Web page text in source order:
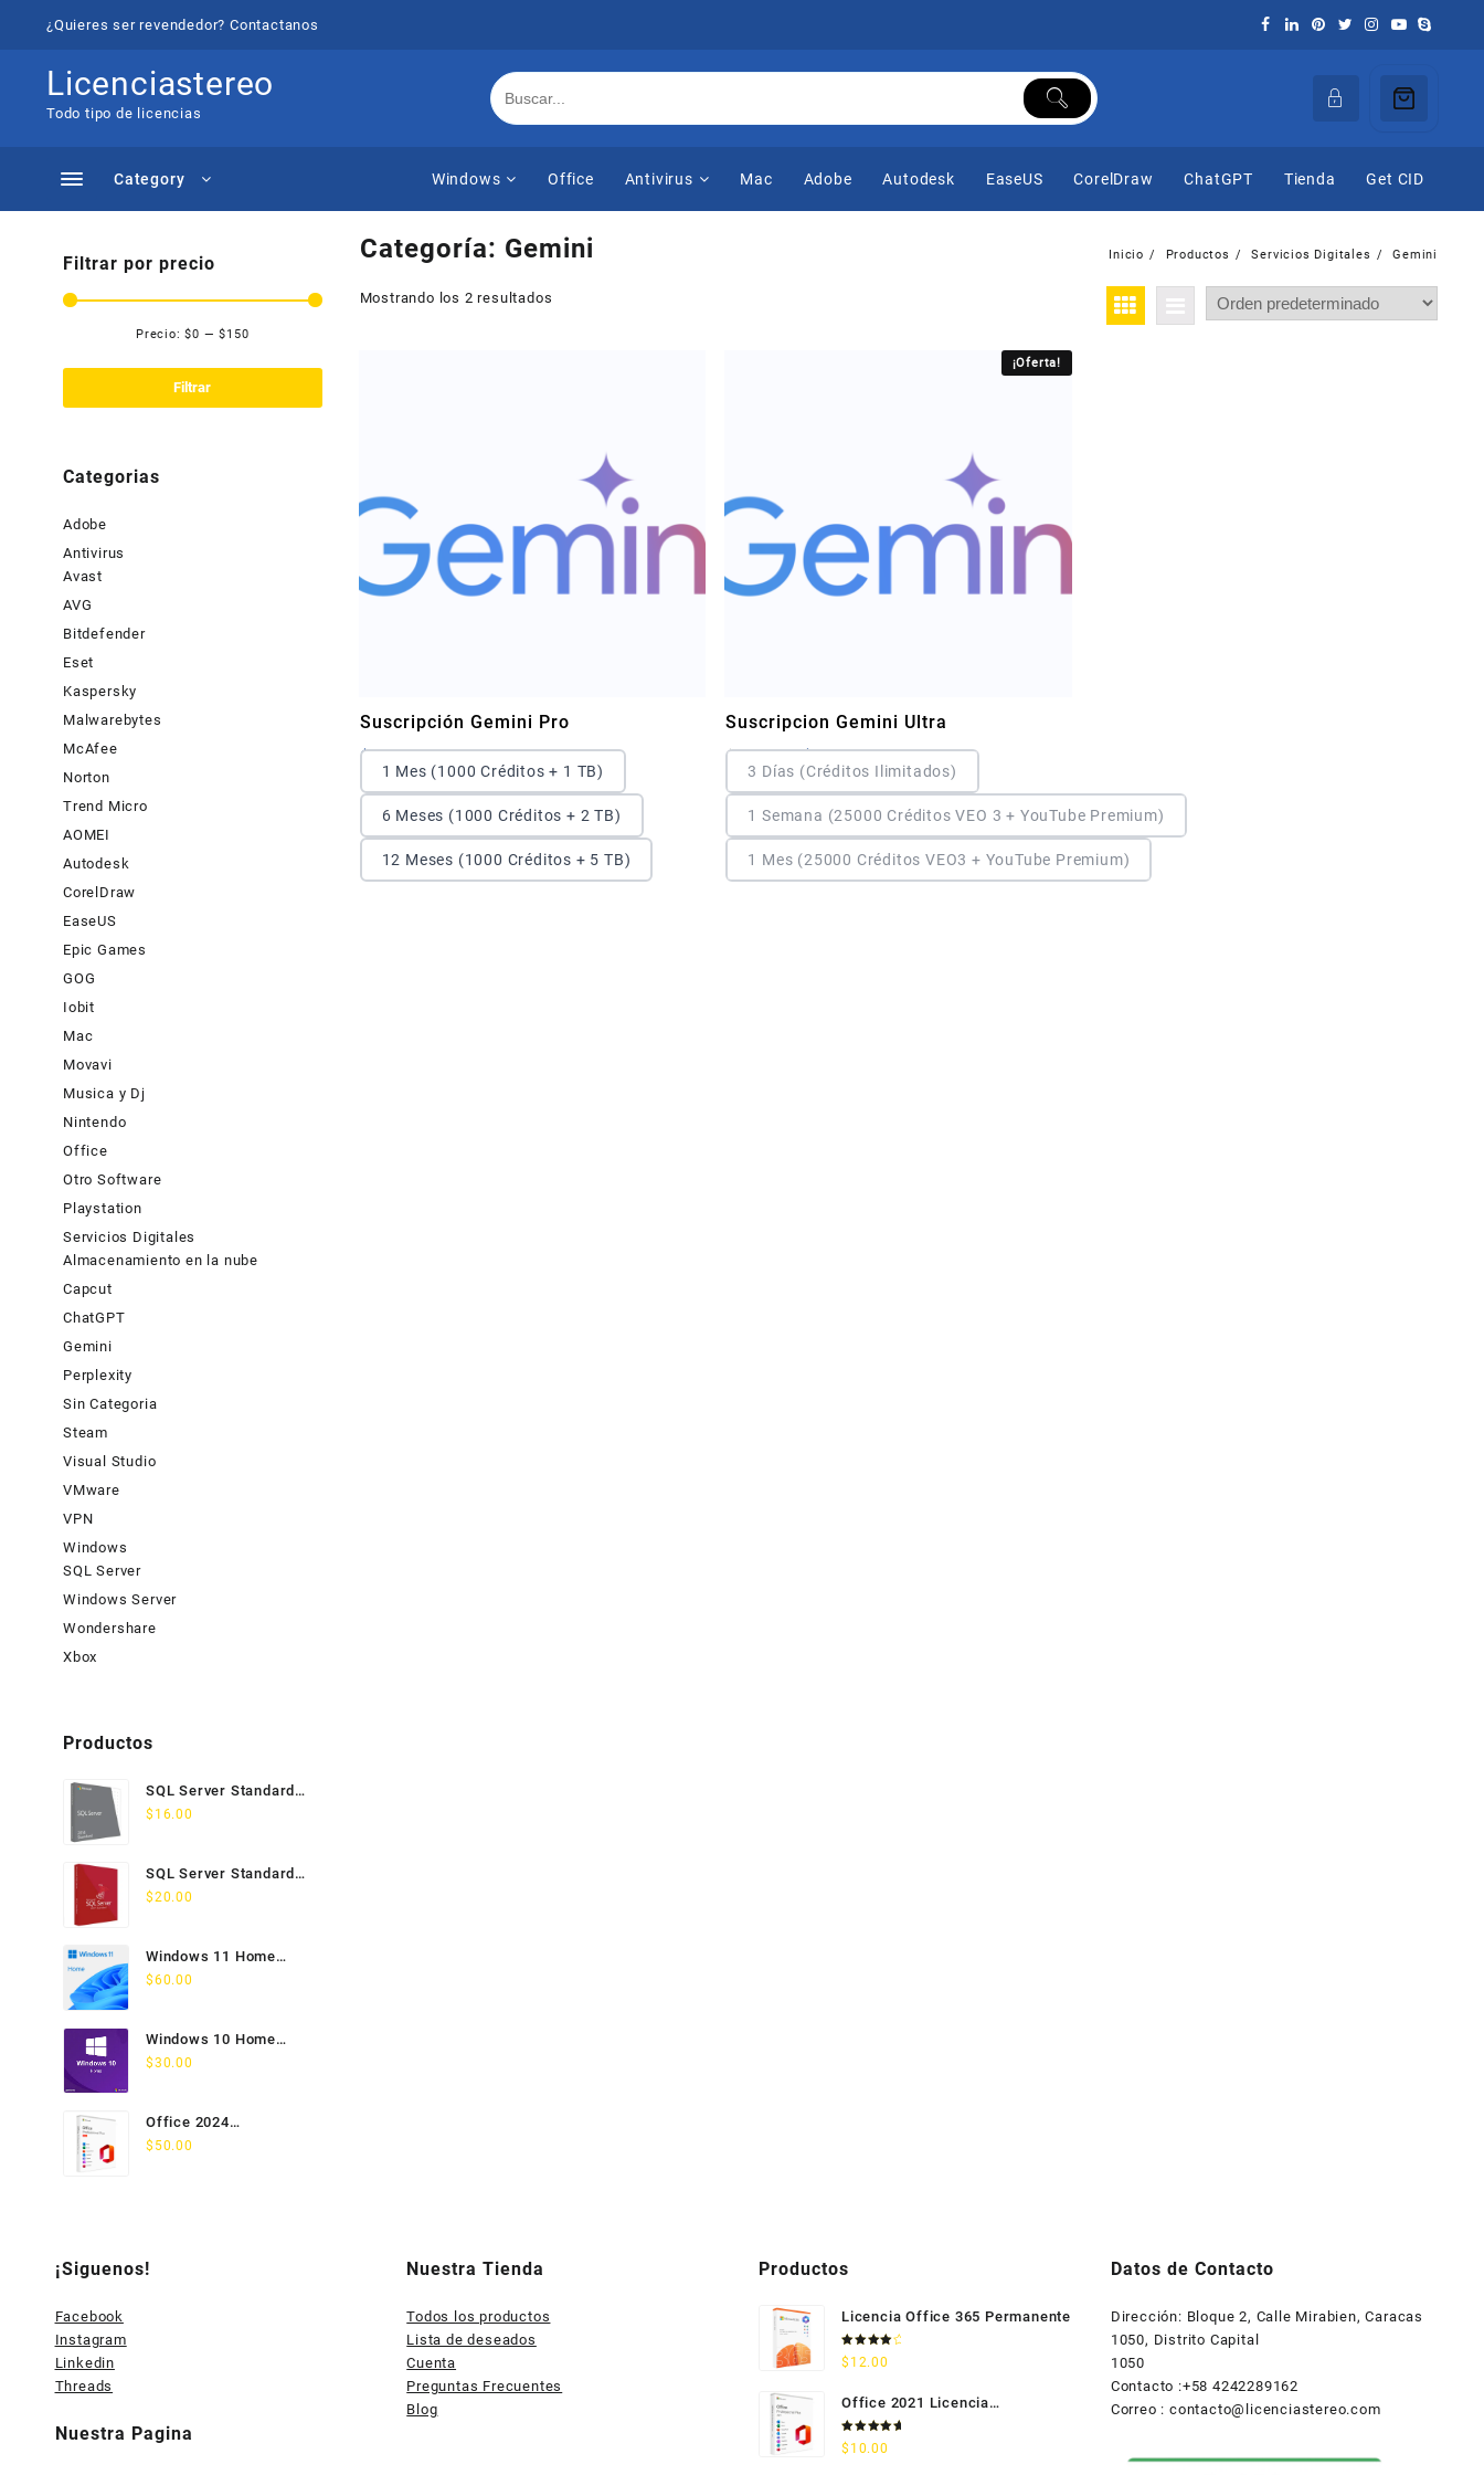
¿Quieres ser revendedor? Contactanos
Licenciastereo
Todo tipo de licencias
Category Windows Office Antivirus Mac Adobe Autodesk EaseUS CorelDraw ChatGPT Tienda Get CID
Categoría: Gemini Inicio Productos Servicios Digitales Gemini
Mostrando los 2 resultados
Suscripción Gemini Pro
$6.00
1 Mes (1000 Créditos + 1 TB)
6 Meses (1000 Créditos + 2 TB)
12 Meses (1000 Créditos + 5 TB)
¡Oferta!
Suscripcion Gemini Ultra
$35.00
El
precio
era:
$35.00.
$25.00El
precio
es:
$25.00.
3 Días (Créditos Ilimitados)
1 Semana (25000 Créditos VEO 3 + YouTube Premium)
1 Mes (25000 Créditos VEO3 + YouTube Premium)
Filtrar por precio
Filtrar
Precio:$0 —$150
Categorias
Adobe
Antivirus
Avast
AVG
Bitdefender
Eset
Kaspersky
Malwarebytes
McAfee
Norton
Trend Micro
AOMEI
Autodesk
CorelDraw
EaseUS
Epic Games
GOG
Iobit
Mac
Movavi
Musica y Dj
Nintendo
Office
Otro Software
Playstation
Servicios Digitales
Almacenamiento en la nube
Capcut
ChatGPT
Gemini
Perplexity
Sin Categoria
Steam
Visual Studio
VMware
VPN
Windows
SQL Server
Windows Server
Wondershare
Xbox
Productos
SQL Server Standard
2014 Licencia
$ 16.00
SQL Server Standard
2017 Licencia
$20.00
Windows 11 Home
Licencia Permanente 5
$60.00
Windows 10 Home
Licencia Permanente 5
$30.00
Office 2024
Professional Plus
$ 50.00
¡Siguenos!
Facebook
Instagram
Linkedin
Threads
Nuestra Pagina
Nuestra Tienda
Todos los productos
Lista de deseados
Cuenta
Preguntas Frecuentes
Blog
Productos
Licencia Office 365 Permanente
Valorado
con4.33
$ 12.00
Office 2021 Licencia
Permanente
Valorado
con 5.00
$ 10.00
Datos de Contacto
Dirección: Bloque 2, Calle Mirabien, Caracas
1050, Distrito Capital
1050
Contacto :+58 4242289162
Correo : contacto@licenciastereo.com